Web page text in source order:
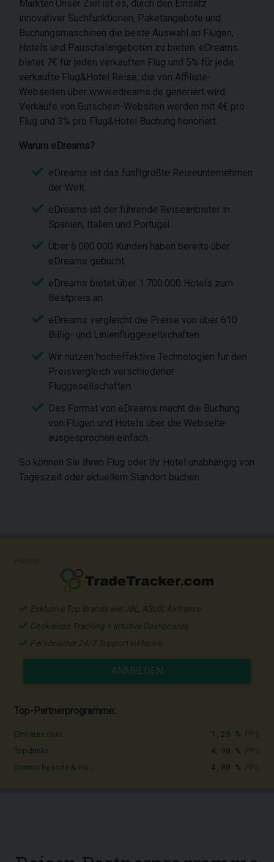
Märkten.Unser Ziel ist es, durch den Einsatz
innovativer Suchfunktionen, Paketangebote und
Buchungsmaschinen die beste Auswahl an Flügen,
Hotels und Pauschalangeboten zu bieten. eDreams
bietet 7€ für jeden verkauften Flug und 5% für jede
verkaufte Flug&Hotel Reise, die von Affiliate-
Webseiten über www.edreams.de generiert wird.
Verkäufe von Gutschein-Websiten werden mit 4€ pro
Flug und 3% pro Flug&Hotel Buchung honoriert.
Warum eDreams?
eDreams ist das fünftgrößte Reiseunternehmen
der Welt.
eDreams ist der führende Reiseanbieter in
Spanien, Italien und Portugal.
Über 6.000.000 Kunden haben bereits über
eDreams gebucht.
eDreams bietet über 1.700.000 Hotels zum
Bestpreis an.
eDreams vergleicht die Preise von über 610
Billig- und Linienfluggesellschaften
Wir nutzen hocheffektive Technologien für den
Preisvergleich verschiedener
Fluggesellschaften.
Das Format von eDreams macht die Buchung
von Flügen und Hotels über die Webseite
ausgesprochen einfach.
So können Sie Ihren Flug oder Ihr Hotel unabhängig von
Tageszeit oder aktuellem Standort buchen
Exklusive Top Brands wie JBL, ASUS, Airfrance
Cookieless Tracking + intuitive Dashboards
Persönlicher 24/7 Support inklusive
ANMELDEN
Top-Partnerprogramme:
Emirates.com 1,25 %
Topdrinks 4,90 %
Dormio Resorts & Ho... 4,00 %